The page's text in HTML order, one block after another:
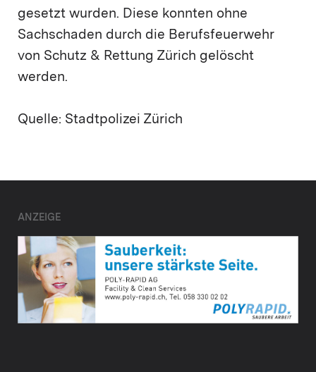
gesetzt wurden. Diese konnten ohne
Sachschaden durch die Berufsfeuerwehr
von Schutz & Rettung Zürich gelöscht
werden.
Quelle: Stadtpolizei Zürich
ANZEIGE